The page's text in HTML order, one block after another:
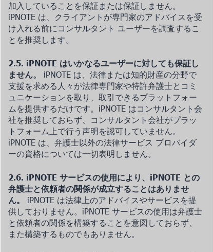
加入していることを保証または保証しません。
iPNOTE は、クライアントが専門家のアドバイスを受
け入れる前にコンサルタント ユーザーを調査するこ
とを推奨します。
2.5. iPNOTE はいかなるユーザーに対しても保証し
ません。
iPNOTE は、法律または知的財産の分野で
支援を求める人々が法律専門家や特許弁護士とコミ
ュニケーションを取り、取引できるプラットフォー
ムを提供するだけです。iPNOTE はコンサルタント会
社を推奨しておらず、コンサルタント会社がプラッ
トフォーム上で行う声明を認可していません。
iPNOTE は、弁護士以外の法律サービス プロバイダ
ーの資格については一切表明しません。
2.6. iPNOTE サービスの使用により、iPNOTE との
弁護士と依頼者の関係が成立することはありませ
ん。
iPNOTE は法律上のアドバイスやサービスを提
供しておりません。iPNOTE サービスの使用は弁護士
と依頼者の関係を構築することを意図しておらず、
また構築するものでもありません。